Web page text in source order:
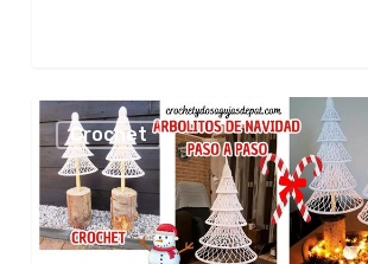
Arbolito
de
Navidad
Moderno
a
Crochet